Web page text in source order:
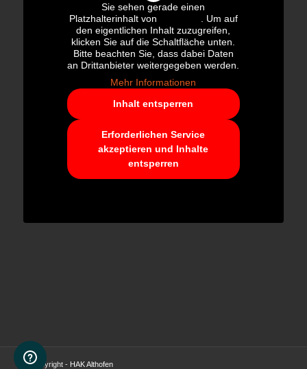
Sie sehen gerade einen
Platzhalterinhalt von
. Um auf
den eigentlichen Inhalt zuzugreifen,
klicken Sie auf die Schaltfläche unten.
Bitte beachten Sie, dass dabei Daten
an Drittanbieter weitergegeben werden.
Mehr Informationen
Inhalt entsperren
Erforderlichen Service
akzeptieren und Inhalte
entsperren
© Copyright - HAK Althofen